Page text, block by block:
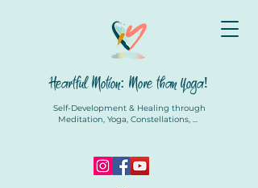
Heartful Motion: More than Yoga!
Self-Development & Healing through
Meditation, Yoga, Constellations, ...